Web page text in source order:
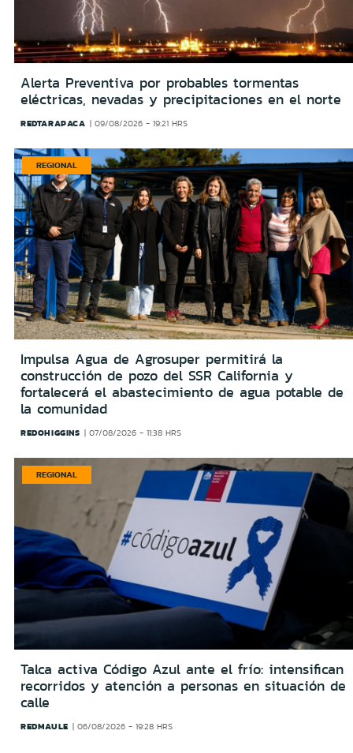
Alerta Preventiva por probables tormentas
eléctricas, nevadas y precipitaciones en el norte
REDTARAPACA 09/08/2026 - 19:21 HRS
REGIONAL
Impulsa Agua de Agrosuper permitirá la
construcción de pozo del SSR California y
fortalecerá el abastecimiento de agua potable de
la comunidad
REDOHIGGINS 07/08/2026 - 11:38 HRS
REGIONAL
Talca activa Código Azul ante el frío: intensifican
recorridos y atención a personas en situación de
calle
REDMAULE 06/08/2026 - 19:28 HRS